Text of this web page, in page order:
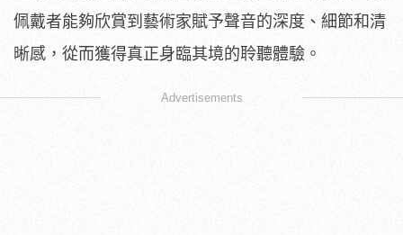
佩戴者能夠欣賞到藝術家賦予聲音的深度、細節和清
晰感，從而獲得真正身臨其境的聆聽體驗。
Advertisements